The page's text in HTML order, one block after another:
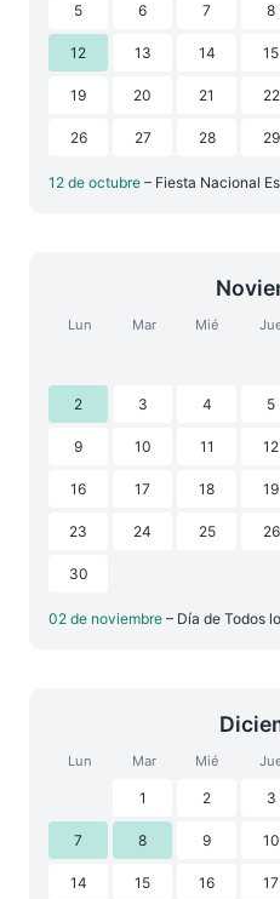
5 6 7 8
12 13 14 15
19 20 21 22
26 27 28 29
12 de octubre – Fiesta Nacional
Lun Mar Mié
2 3 4 5
9 10 11 12
16 17 18 19
23 24 25 26
30
02 de noviembre – Día de Todos
Lun Mar Mié
1 2 3
7 8 9 10
14 15 16 17